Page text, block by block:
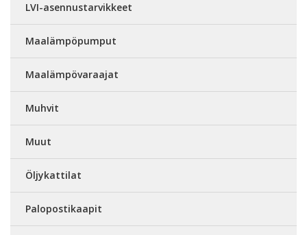
LVI-asennustarvikkeet
Maalämpöpumput
Maalämpövaraajat
Muhvit
Muut
Öljykattilat
Palopostikaapit